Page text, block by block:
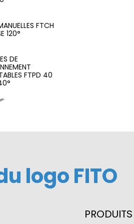
FTCH
120°
DE
FTPD 40
de capteur
PRODUITS